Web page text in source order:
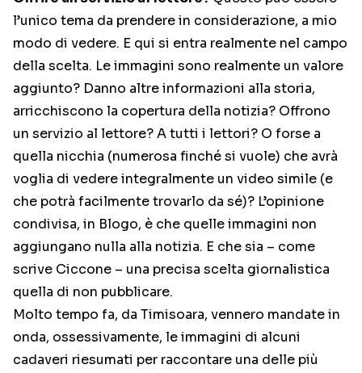
l’unico tema da prendere in considerazione, a mio
modo di vedere. E qui si entra realmente nel campo
della scelta. Le immagini sono realmente un valore
aggiunto? Danno altre informazioni alla storia,
arricchiscono la copertura della notizia? Offrono
un servizio al lettore? A tutti i lettori? O forse a
quella nicchia (numerosa finché si vuole) che avrà
voglia di vedere integralmente un video simile (e
che potrà facilmente trovarlo da sé)? L’opinione
condivisa, in Blogo, è che quelle immagini non
aggiungano nulla alla notizia. E che sia – come
scrive Ciccone – una precisa scelta giornalistica
quella di non pubblicare.
Molto tempo fa, da Timisoara, vennero mandate in
onda, ossessivamente, le immagini di alcuni
cadaveri riesumati per raccontare una delle più